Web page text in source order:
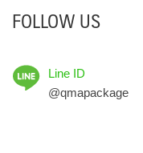
FOLLOW US
Line ID
@qmapackage